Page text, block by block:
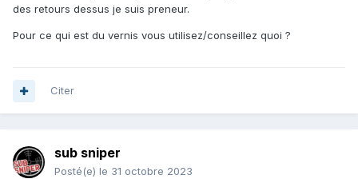
des retours dessus je suis preneur.
Pour ce qui est du vernis vous utilisez/conseillez quoi ?
Citer
sub sniper
Posté(e) le 31 octobre 2023